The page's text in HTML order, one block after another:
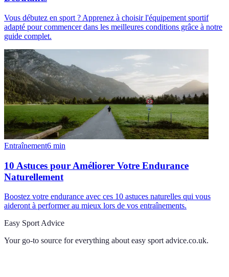
Vous débutez en sport ? Apprenez à choisir l'équipement sportif
adapté pour commencer dans les meilleures conditions grâce à notre
guide complet.
Entraînement6 min
10 Astuces pour Améliorer Votre Endurance
Naturellement
Boostez votre endurance avec ces 10 astuces naturelles qui vous
aideront à performer au mieux lors de vos entraînements.
Easy Sport Advice
Your go-to source for everything about easy sport advice.co.uk.